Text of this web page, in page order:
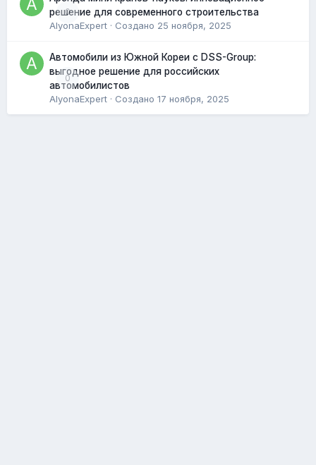
0
решение для современного строительства
AlyonaExpert · Создано 25 ноября, 2025
0
Автомобили из Южной Кореи с DSS-Group:
выгодное решение для российских
автомобилистов
AlyonaExpert · Создано 17 ноября, 2025